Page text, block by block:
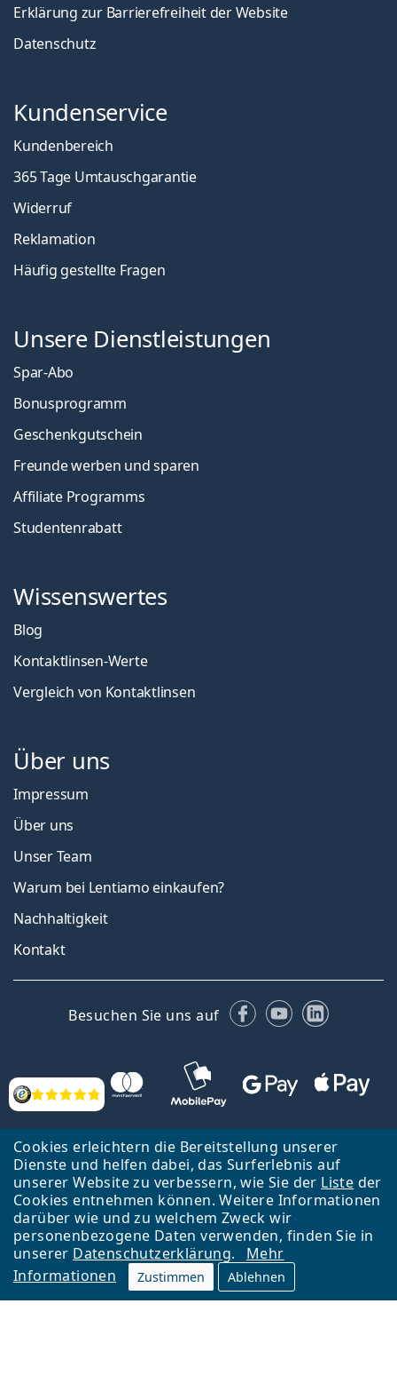
Cookies erleichtern die Bereitstellung unserer
Dienste und helfen dabei, das Surferlebnis auf
unserer Website zu verbessern, wie Sie der Liste der
Cookies entnehmen können. Weitere Informationen
darüber wie und zu welchem Zweck wir
personenbezogene Daten verwenden, finden Sie in
unserer Datenschutzerklärung.
Mehr
Informationen
Zustimmen Ablehnen
Bewertung
Erklärung zur Barrierefreiheit der Website
Datenschutz
Kundenservice
Kundenbereich
365 Tage Umtauschgarantie
Widerruf
Reklamation
Häufig gestellte Fragen
Unsere Dienstleistungen
Spar-Abo
Bonusprogramm
Geschenkgutschein
Freunde werben und sparen
Affiliate Programms
Studentenrabatt
Wissenswertes
Blog
Kontaktlinsen-Werte
Vergleich von Kontaktlinsen
Über uns
Impressum
Über uns
Unser Team
Warum bei Lentiamo einkaufen?
Nachhaltigkeit
Kontakt
Besuchen Sie uns auf Facebook
YouTubeLinkedIn
Zurück zur Hauptseite
Nach oben
Lentiamo s.r.o., Tschechien ist Eigentümer und Betreiber des Online-
Shops Lentiamo.de
Seit 18 Jahren sind wir für Sie da.